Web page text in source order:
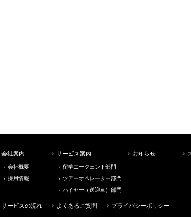
会社案内
会社概要
採用情報
サービス案内
留学エージェント部門
ツアーオペレーター部門
ハイヤー（送迎車）部門
お知らせ
サービスの流れ よくあるご質問 プライバシーポリシー